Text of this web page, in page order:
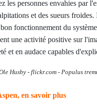
les personnes envahies par
et des sueurs froides.
fonctionnement du
une activité positive sur
et en audace capables
Husby - flickr.com - Populus
en savoir plus